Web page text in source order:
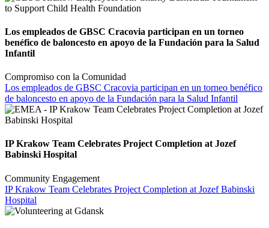
Los empleados de GBSC Cracovia participan en un torneo
benéfico de baloncesto en apoyo de la Fundación para la Salud
Infantil
Compromiso con la Comunidad
Los empleados de GBSC Cracovia participan en un torneo benéfico
de baloncesto en apoyo de la Fundación para la Salud Infantil
IP Krakow Team Celebrates Project Completion at Jozef
Babinski Hospital
Community Engagement
IP Krakow Team Celebrates Project Completion at Jozef Babinski
Hospital